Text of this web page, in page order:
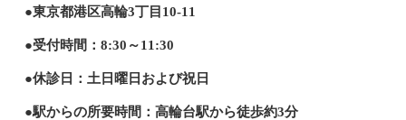
●東京都港区高輪3丁目10-11
●受付時間：8:30～11:30
●休診日：土日曜日および祝日
●駅からの所要時間：高輪台駅から徒歩約3分